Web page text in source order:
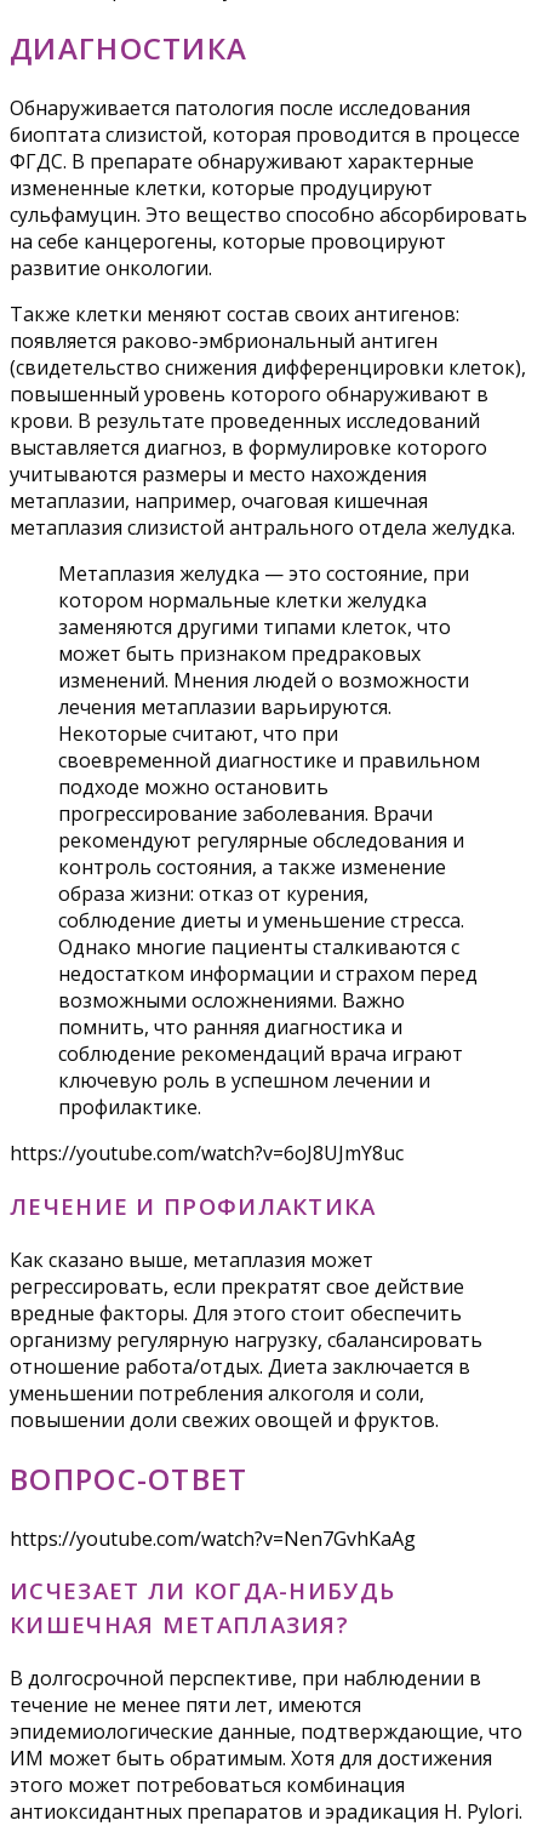
ДИАГНОСТИКА
Обнаруживается патология после исследования
биоптата слизистой, которая проводится в процессе
ФГДС. В препарате обнаруживают характерные
измененные клетки, которые продуцируют
сульфамуцин. Это вещество способно абсорбировать
на себе канцерогены, которые провоцируют
развитие онкологии.
Также клетки меняют состав своих антигенов:
появляется раково-эмбриональный антиген
(свидетельство снижения дифференцировки клеток),
повышенный уровень которого обнаруживают в
крови. В результате проведенных исследований
выставляется диагноз, в формулировке которого
учитываются размеры и место нахождения
метаплазии, например, очаговая кишечная
метаплазия слизистой антрального отдела желудка.
Метаплазия желудка — это состояние, при
котором нормальные клетки желудка
заменяются другими типами клеток, что
может быть признаком предраковых
изменений. Мнения людей о возможности
лечения метаплазии варьируются.
Некоторые считают, что при
своевременной диагностике и правильном
подходе можно остановить
прогрессирование заболевания. Врачи
рекомендуют регулярные обследования и
контроль состояния, а также изменение
образа жизни: отказ от курения,
соблюдение диеты и уменьшение стресса.
Однако многие пациенты сталкиваются с
недостатком информации и страхом перед
возможными осложнениями. Важно
помнить, что ранняя диагностика и
соблюдение рекомендаций врача играют
ключевую роль в успешном лечении и
профилактике.
https://youtube.com/watch?v=6oJ8UJmY8uc
ЛЕЧЕНИЕ И ПРОФИЛАКТИКА
Как сказано выше, метаплазия может
регрессировать, если прекратят свое действие
вредные факторы. Для этого стоит обеспечить
организму регулярную нагрузку, сбалансировать
отношение работа/отдых. Диета заключается в
уменьшении потребления алкоголя и соли,
повышении доли свежих овощей и фруктов.
ВОПРОС-ОТВЕТ
https://youtube.com/watch?v=Nen7GvhKaAg
ИСЧЕЗАЕТ ЛИ КОГДА-НИБУДЬ
КИШЕЧНАЯ МЕТАПЛАЗИЯ?
В долгосрочной перспективе, при наблюдении в
течение не менее пяти лет, имеются
эпидемиологические данные, подтверждающие, что
ИМ может быть обратимым. Хотя для достижения
этого может потребоваться комбинация
антиоксидантных препаратов и эрадикация H. Pylori.